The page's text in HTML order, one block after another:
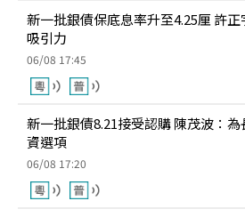
新一批銀債保底息率升至4.25厘 許
吸引力
06/08 17:45
新一批銀債8.21接受認購 陳茂波：
資選項
06/08 17:20